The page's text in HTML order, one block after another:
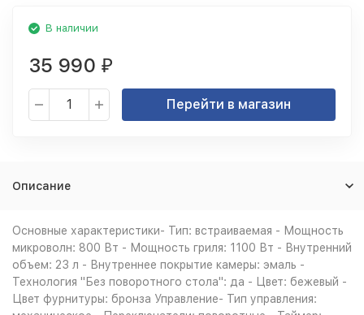
В наличии
35 990 ₽
Перейти в магазин
Описание
Основные характеристики- Тип: встраиваемая - Мощность
микроволн: 800 Вт - Мощность гриля: 1100 Вт - Внутренний
объем: 23 л - Внутреннее покрытие камеры: эмаль -
Технология "Без поворотного стола": да - Цвет: бежевый -
Цвет фурнитуры: бронза Управление- Тип управления: